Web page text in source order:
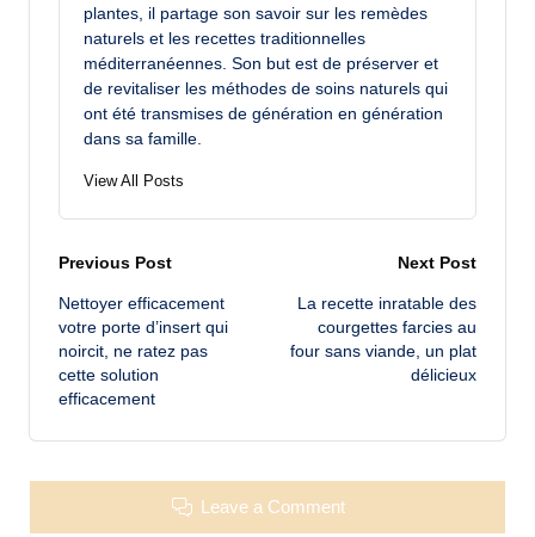
plantes, il partage son savoir sur les remèdes
naturels et les recettes traditionnelles
méditerranéennes. Son but est de préserver et
de revitaliser les méthodes de soins naturels qui
ont été transmises de génération en génération
dans sa famille.
View All Posts
Post
navigation
Previous Post
Nettoyer efficacement
votre porte d’insert qui
noircit, ne ratez pas
cette solution
efficacement
Next Post
La recette inratable des
courgettes farcies au
four sans viande, un plat
délicieux
Leave a Comment